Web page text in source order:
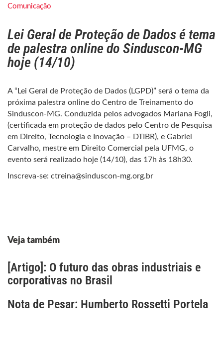
Comunicação
Lei Geral de Proteção de Dados é tema
de palestra online do Sinduscon-MG
hoje (14/10)
A “Lei Geral de Proteção de Dados (LGPD)” será o tema da
próxima palestra online do Centro de Treinamento do
Sinduscon-MG. Conduzida pelos advogados Mariana Fogli,
(certificada em proteção de dados pelo Centro de Pesquisa
em Direito, Tecnologia e Inovação – DTIBR), e Gabriel
Carvalho, mestre em Direito Comercial pela UFMG, o
evento será realizado hoje (14/10), das 17h às 18h30.
Inscreva-se: ctreina@sinduscon-mg.org.br
Veja também
[Artigo]: O futuro das obras industriais e
corporativas no Brasil
Nota de Pesar: Humberto Rossetti Portela